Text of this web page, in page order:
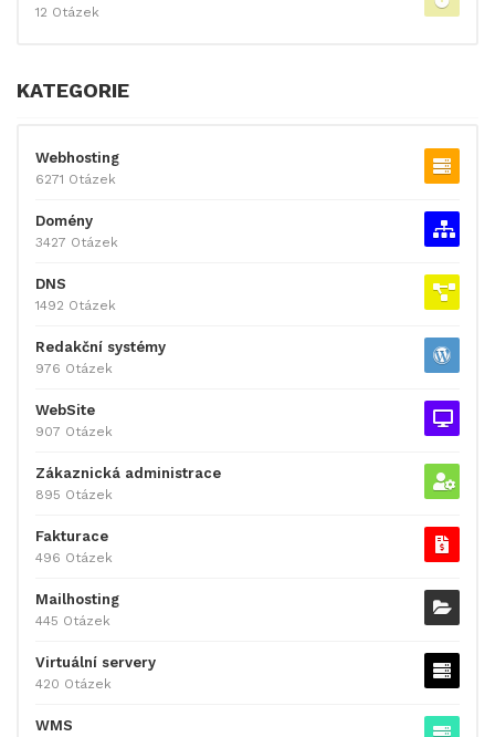
12 Otázek
KATEGORIE
Webhosting
6271 Otázek
Domény
3427 Otázek
DNS
1492 Otázek
Redakční systémy
976 Otázek
WebSite
907 Otázek
Zákaznická administrace
895 Otázek
Fakturace
496 Otázek
Mailhosting
445 Otázek
Virtuální servery
420 Otázek
WMS